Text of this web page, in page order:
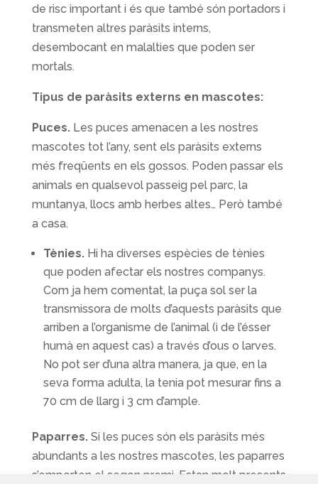
de risc important i és que també són portadors i
transmeten altres paràsits interns,
desembocant en malalties que poden ser
mortals.
Tipus de paràsits externs en mascotes:
Puces.Les puces amenacen a les nostres
mascotes tot l’any, sent els paràsits externs
més freqüents en els gossos. Poden passar els
animals en qualsevol passeig pel parc, la
muntanya, llocs amb herbes altes… Però també
a casa.
Tènies.Hi ha diverses espècies de tènies
que poden afectar els nostres companys.
Com ja hem comentat, la puça sol ser la
transmissora de molts d’aquests paràsits que
arriben a l’organisme de l’animal (i de l’ésser
humà en aquest cas) a través d’ous o larves.
No pot ser d’una altra manera, ja que, en la
seva forma adulta, la tenia pot mesurar fins a
70 cm de llarg i 3 cm d’ample.
Paparres.Si les puces són els paràsits més
abundants a les nostres mascotes, les paparres
s’emporten el segon premi. Estan molt presents